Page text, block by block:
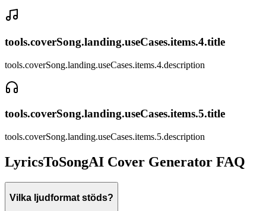
tools.coverSong.landing.useCases.items.4.title
tools.coverSong.landing.useCases.items.4.description
tools.coverSong.landing.useCases.items.5.title
tools.coverSong.landing.useCases.items.5.description
LyricsToSongAI Cover Generator FAQ
Vilka ljudformat stöds?